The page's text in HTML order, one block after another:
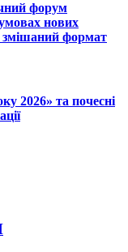
форум
нових
змішаний формат
2026» та почесні